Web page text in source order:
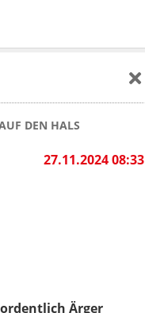
DEN HALS
27.11.2024 08:33
Ärger